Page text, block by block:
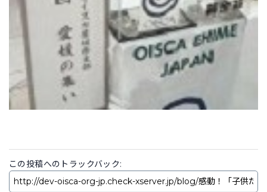
この投稿へのトラックバック: